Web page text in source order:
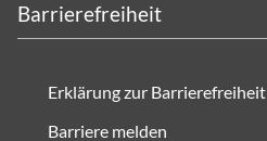
Barrierefreiheit
Erklärung zur Barrierefreiheit
Barriere melden